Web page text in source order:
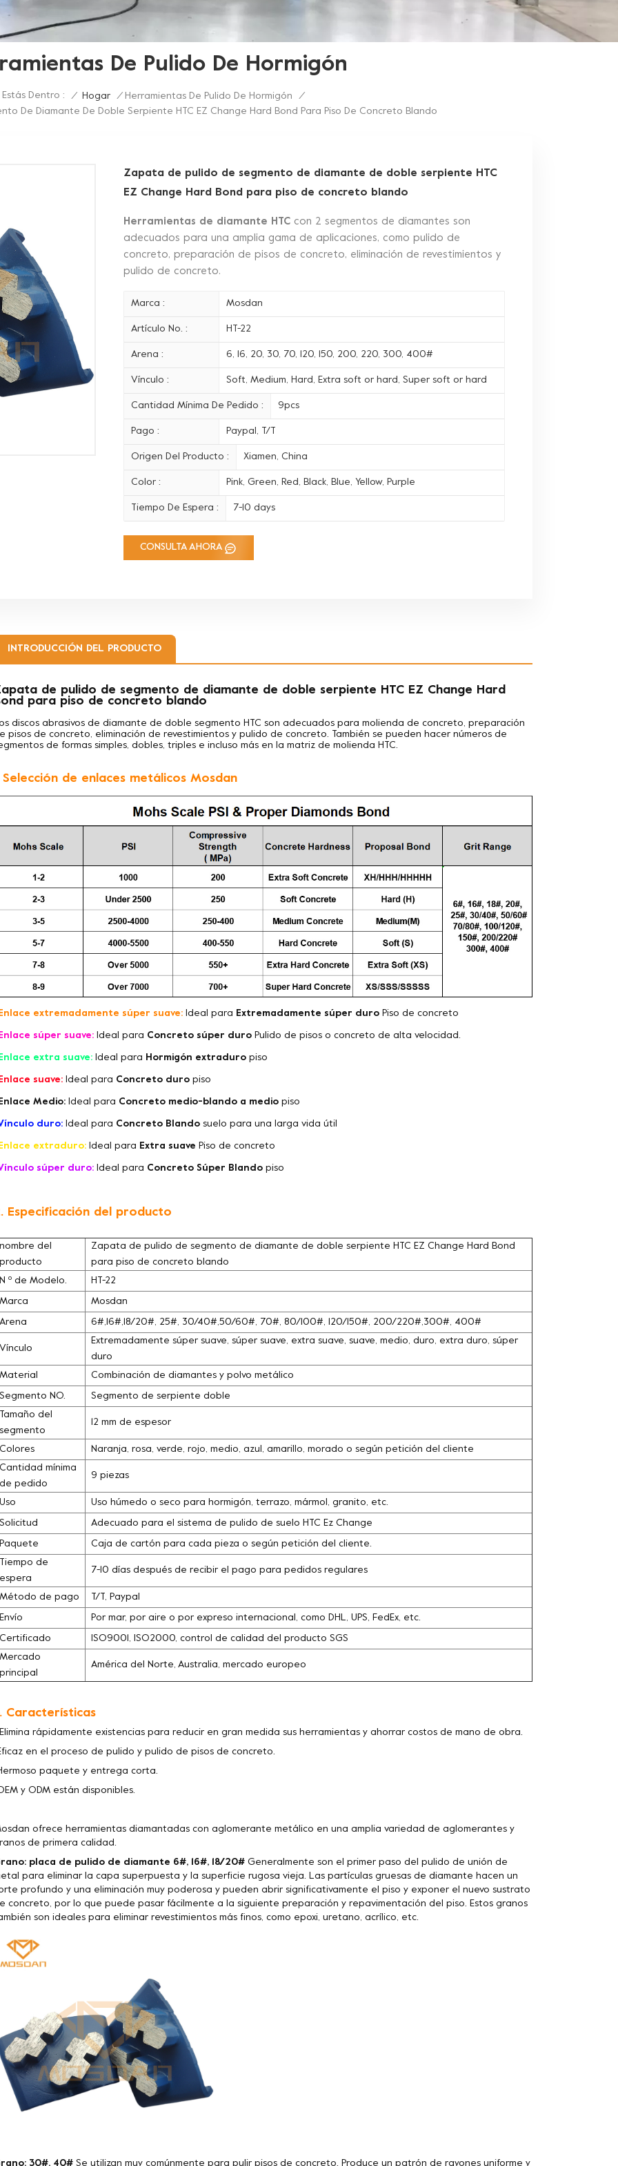
De Pulido De Hormigón
Estás Dentro : / Hogar / Herramientas De Pulido De Hormigón
/
De Diamante De Doble Serpiente HTC EZ Change Hard Bond Para Piso De Concreto Blando
Zapata de pulido de segmento de diamante de doble serpiente HTC
EZ Change Hard Bond para piso de concreto blando
Herramientas de diamante HTC con 2 segmentos de diamantes son
adecuados para una amplia gama de aplicaciones, como pulido de
concreto, preparación de pisos de concreto, eliminación de revestimientos y
pulido de concreto.
Marca : Mosdan
Artículo No. : HT-22
Arena : 6, 16, 20, 30, 70, 120, 150, 200, 220, 300, 400#
Vínculo : Soft, Medium, Hard, Extra soft or hard, Super soft or hard
Cantidad Mínima De Pedido : 9pcs
Pago : Paypal, T/T
Origen Del Producto : Xiamen, China
Color : Pink, Green, Red, Black, Blue, Yellow, Purple
Tiempo De Espera : 7-10 days
CONSULTA AHORA
INTRODUCCIÓN DEL PRODUCTO
de pulido de segmento de diamante de doble serpiente HTC EZ Change Hard
para piso de concreto blando
discos abrasivos de diamante de doble segmento HTC son adecuados para molienda de concreto, preparación
pisos de concreto, eliminación de revestimientos y pulido de concreto. También se pueden hacer números de
de formas simples, dobles, triples e incluso más en la matriz de molienda HTC.
Selección de enlaces metálicos Mosdan
extremadamente súper suave: Ideal para Extremadamente súper duro Piso de concreto
súper suave: Ideal para Concreto súper duro Pulido de pisos o concreto de alta velocidad.
extra suave: Ideal para Hormigón extraduro piso
suave: Ideal para Concreto duro piso
Medio: Ideal para Concreto medio-blando a medio piso
duro: Ideal para Concreto Blando suelo para una larga vida útil
extraduro: Ideal para Extra suave Piso de concreto
súper duro: Ideal para Concreto Súper Blando piso
Especificación del producto
nombre del
producto
Zapata de pulido de segmento de diamante de doble serpiente HTC EZ Change Hard Bond
para piso de concreto blando
N º de Modelo. HT-22
Marca Mosdan
Arena 6#,16#,18/20#, 25#, 30/40#,50/60#, 70#, 80/100#, 120/150#, 200/220#,300#, 400#
Vínculo
Extremadamente súper suave, súper suave, extra suave, suave, medio, duro, extra duro, súper
duro
Material Combinación de diamantes y polvo metálico
Segmento NO. Segmento de serpiente doble
Tamaño del
segmento
12 mm de espesor
Colores Naranja, rosa, verde, rojo, medio, azul, amarillo, morado o según petición del cliente
Cantidad mínima
de pedido
9 piezas
Uso Uso húmedo o seco para hormigón, terrazo, mármol, granito, etc.
Solicitud Adecuado para el sistema de pulido de suelo HTC Ez Change
Paquete Caja de cartón para cada pieza o según petición del cliente.
Tiempo de
espera
7-10 días después de recibir el pago para pedidos regulares
Método de pago T/T, Paypal
Envío Por mar, por aire o por expreso internacional, como DHL, UPS, FedEx, etc.
Certificado ISO9001, ISO2000, control de calidad del producto SGS
Mercado
principal
América del Norte, Australia, mercado europeo
Características
rápidamente existencias para reducir en gran medida sus herramientas y ahorrar costos de mano de obra.
en el proceso de pulido y pulido de pisos de concreto.
paquete y entrega corta.
y ODM están disponibles.
ofrece herramientas diamantadas con aglomerante metálico en una amplia variedad de aglomerantes y
de primera calidad.
placa de pulido de diamante 6#, 16#, 18/20# Generalmente son el primer paso del pulido de unión de
para eliminar la capa superpuesta y la superficie rugosa vieja. Las partículas gruesas de diamante hacen un
profundo y una eliminación muy poderosa y pueden abrir significativamente el piso y exponer el nuevo sustrato
concreto, por lo que puede pasar fácilmente a la siguiente preparación y repavimentación del piso. Estos granos
son ideales para eliminar revestimientos más finos, como epoxi, uretano, acrílico, etc.
30#, 40# Se utilizan muy comúnmente para pulir pisos de concreto. Produce un patrón de rayones uniforme y